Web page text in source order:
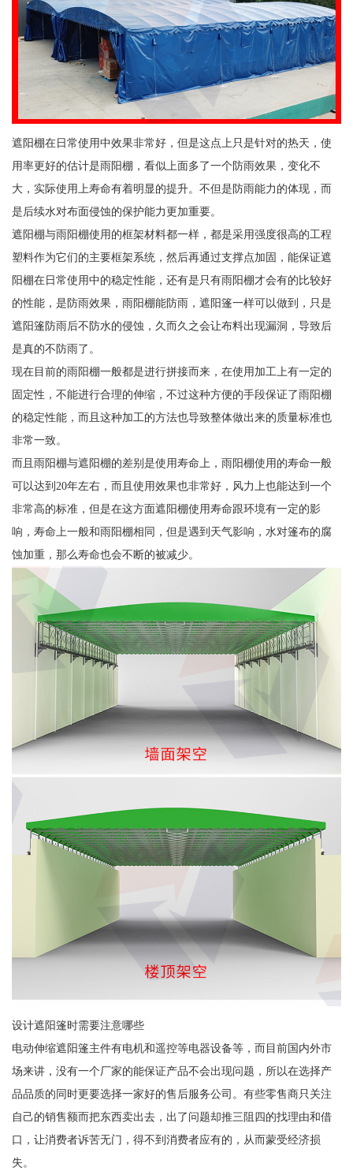
遮阳棚在日常使用中效果非常好，但是这点上只是针对的热天，使
用率更好的估计是雨阳棚，看似上面多了一个防雨效果，变化不
大，实际使用上寿命有着明显的提升。不但是防雨能力的体现，而
是后续水对布面侵蚀的保护能力更加重要。
遮阳棚与雨阳棚使用的框架材料都一样，都是采用强度很高的工程
塑料作为它们的主要框架系统，然后再通过支撑点加固，能保证遮
阳棚在日常使用中的稳定性能，还有是只有雨阳棚才会有的比较好
的性能，是防雨效果，雨阳棚能防雨，遮阳篷一样可以做到，只是
遮阳篷防雨后不防水的侵蚀，久而久之会让布料出现漏洞，导致后
是真的不防雨了。
现在目前的雨阳棚一般都是进行拼接而来，在使用加工上有一定的
固定性，不能进行合理的伸缩，不过这种方便的手段保证了雨阳棚
的稳定性能，而且这种加工的方法也导致整体做出来的质量标准也
非常一致。
而且雨阳棚与遮阳棚的差别是使用寿命上，雨阳棚使用的寿命一般
可以达到20年左右，而且使用效果也非常好，风力上也能达到一个
非常高的标准，但是在这方面遮阳棚使用寿命跟环境有一定的影
响，寿命上一般和雨阳棚相同，但是遇到天气影响，水对篷布的腐
蚀加重，那么寿命也会不断的被减少。
设计遮阳篷时需要注意哪些
电动伸缩遮阳篷主件有电机和遥控等电器设备等，而目前国内外市
场来讲，没有一个厂家的能保证产品不会出现问题，所以在选择产
品品质的同时更要选择一家好的售后服务公司。有些零售商只关注
自己的销售额而把东西卖出去，出了问题却推三阻四的找理由和借
口，让消费者诉苦无门，得不到消费者应有的，从而蒙受经济损
失。